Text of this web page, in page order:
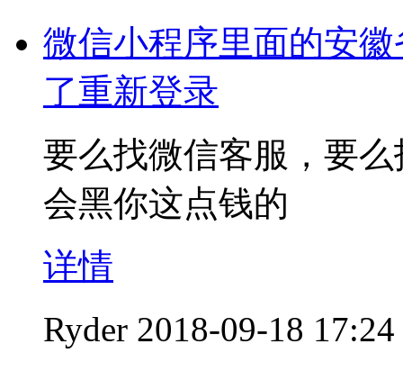
微信小程序里面的安
了重新登录
要么找微信客服，要
会黑你这点钱的
详情
Ryder 2018-09-18 17:24